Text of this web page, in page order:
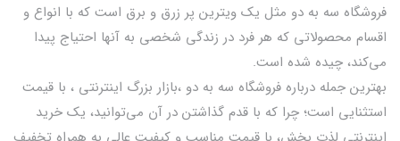
فروشگاه سه به دو مثل یک ویترین پر زرق و برق است که با انواع و
اقسام محصولاتی که هر فرد در زندگی شخصی به آنها احتیاج پیدا
می‌کند، چیده شده است.
بهترين جمله درباره فروشگاه سه به دو ،بازار بزرگ اینترنتی ، با قيمت
استثنايي است؛ چرا که با قدم گذاشتن در آن می‌توانید، یک خرید